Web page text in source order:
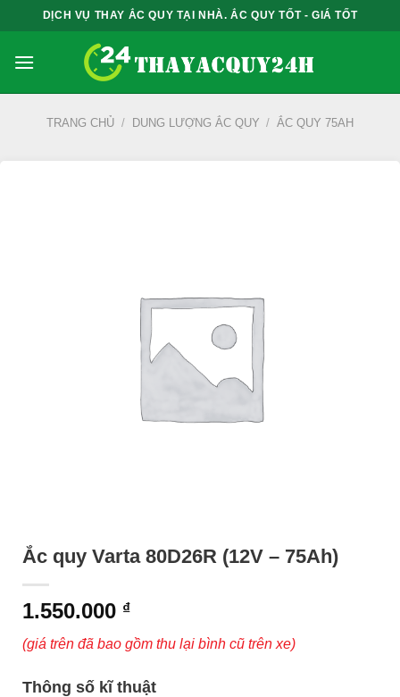
qua
nội
DỊCH VỤ THAY ẮC QUY TẠI NHÀ. ẮC QUY TỐT - GIÁ TỐT
TRANG CHỦ / DUNG LƯỢNG ẮC QUY / ẮC QUY 75AH
Ắc quy Varta 80D26R (12V – 75Ah)
1.550.000 ₫
(giá trên đã bao gồm thu lại bình cũ trên xe)
Thông số kĩ thuật